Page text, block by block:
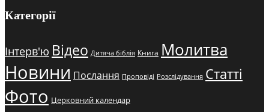
Категорії
Інтерв'ю Відео Дитяча біблія Книга Молитва
Новини Послання Проповіді Розслідування Статті
Фото Церковний календар